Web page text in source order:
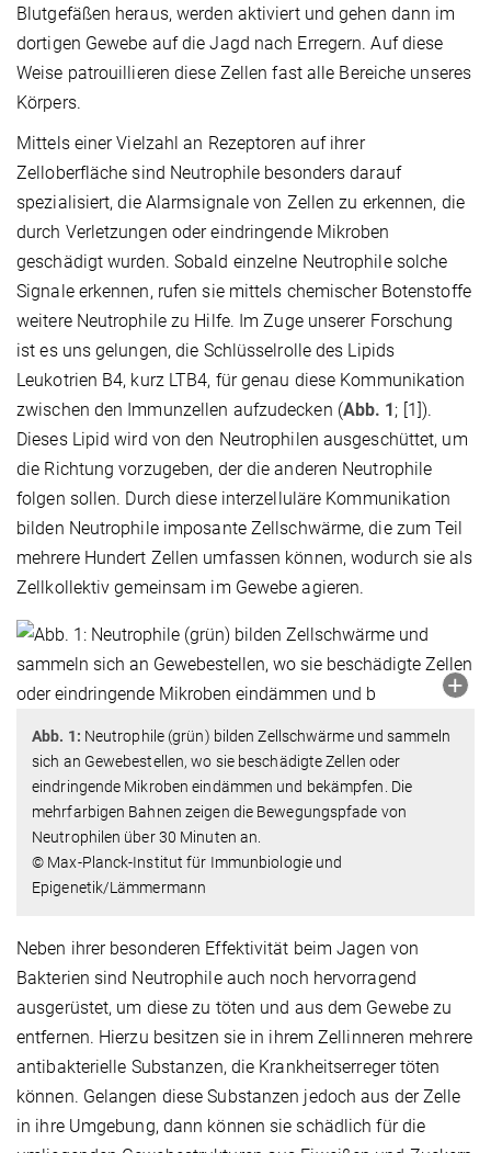
Blutgefäßen heraus, werden aktiviert und gehen dann im
dortigen Gewebe auf die Jagd nach Erregern. Auf diese
Weise patrouillieren diese Zellen fast alle Bereiche unseres
Körpers.
Mittels einer Vielzahl an Rezeptoren auf ihrer
Zelloberfläche sind Neutrophile besonders darauf
spezialisiert, die Alarmsignale von Zellen zu erkennen, die
durch Verletzungen oder eindringende Mikroben
geschädigt wurden. Sobald einzelne Neutrophile solche
Signale erkennen, rufen sie mittels chemischer Botenstoffe
weitere Neutrophile zu Hilfe. Im Zuge unserer Forschung
ist es uns gelungen, die Schlüsselrolle des Lipids
Leukotrien B4, kurz LTB4, für genau diese Kommunikation
zwischen den Immunzellen aufzudecken (Abb. 1 ; [1]).
Dieses Lipid wird von den Neutrophilen ausgeschüttet, um
die Richtung vorzugeben, der die anderen Neutrophile
folgen sollen. Durch diese interzelluläre Kommunikation
bilden Neutrophile imposante Zellschwärme, die zum Teil
mehrere Hundert Zellen umfassen können, wodurch sie als
Zellkollektiv gemeinsam im Gewebe agieren.
Abb. 1: Neutrophile (grün) bilden Zellschwärme und sammeln
sich an Gewebestellen, wo sie beschädigte Zellen oder
eindringende Mikroben eindämmen und bekämpfen. Die
mehrfarbigen Bahnen zeigen die Bewegungspfade von
Neutrophilen über 30 Minuten an.
© Max-Planck-Institut für Immunbiologie und
Epigenetik/Lämmermann
Neben ihrer besonderen Effektivität beim Jagen von
Bakterien sind Neutrophile auch noch hervorragend
ausgerüstet, um diese zu töten und aus dem Gewebe zu
entfernen. Hierzu besitzen sie in ihrem Zellinneren mehrere
antibakterielle Substanzen, die Krankheitserreger töten
können. Gelangen diese Substanzen jedoch aus der Zelle
in ihre Umgebung, dann können sie schädlich für die